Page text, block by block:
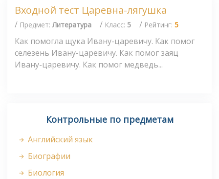
Входной тест Царевна-лягушка
/ Предмет:Литература / Класс: 5 / Рейтинг: 5
Как помогла щука Ивану-царевичу. Как помог
селезень Ивану-царевичу. Как помог заяц
Ивану-царевичу. Как помог медведь...
Контрольные по предметам
Английский язык
Биографии
Биология